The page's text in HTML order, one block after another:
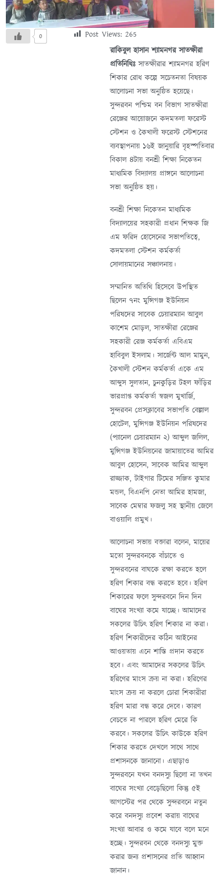
0 Post Views: 265
রাকিবুল হাসান শ্যামনগর সাতক্ষীরা
প্রতিনিধিঃ সাতক্ষীরার শ্যামনগর হরিণ
শিকার রোধ কল্পে সচেতনতা বিষয়ক
আলোচনা সভা অনুষ্ঠিত হয়েছে।
সুন্দরবন পশ্চিম বন বিভাগ সাতক্ষীরা
রেঞ্জের আয়োজনে কদমতলা ফরেস্ট
স্টেশন ও কৈখালী ফরেস্ট স্টেশনের
ব্যবস্থাপনায় ১৬ই জানুয়ারি বৃহস্পতিবার
বিকাল ৪টায় বনশ্রী শিক্ষা নিকেতন
মাধ্যমিক বিদ্যালয় প্রাঙ্গনে আলোচনা
সভা অনুষ্ঠিত হয়।
বনশ্রী শিক্ষা নিকেতন মাধ্যমিক
বিদ্যালয়ের সহকারী প্রধান শিক্ষক জি
এম ফরিদ হোসেনের সভাপতিত্বে,
কদমতলা স্টেশন কর্মকর্তা
সোলায়মানের সঞ্চালনায়।
সম্মানিত অতিথি হিসেবে উপস্থিত
ছিলেন ৭নং মুন্সিগঞ্জ ইউনিয়ন
পরিষদের সাবেক চেয়ারম্যান আবুল
কাশেম মোড়ল, সাতক্ষীরা রেঞ্জের
সহকারী রেঞ্জ কর্মকর্তা এবিএম
হাবিবুল ইসলাম। সার্জেন্ট আল মামুন,
কৈখালী স্টেশন কর্মকর্তা একে এম
আব্দুস সুলতান, চুনকুড়ির টহল ফাঁড়ির
ভারপ্রাপ্ত কর্মকর্তা স্বজল মুখার্জি,
সুন্দরবন প্রেসক্লাবের সভাপতি বেল্লাল
হোটেল, মুন্সিগঞ্জ ইউনিয়ন পরিষদের
(প্যানেল চেয়ারম্যান ২) আব্দুল জলিল,
মুন্সিগঞ্জ ইউনিয়নের জামায়াতের আমির
আবুল হোসেন, সাবেক আমির আব্দুল
রাজ্জাক, টাইগার টিমের সঞ্জিত কুমার
মন্ডল, বিএনপি নেতা আমির হামজা,
সাবেক মেম্বার ফজলু সহ স্থানীয় জেলে
বাওয়ালি প্রমুখ।
আলোচনা সভায় বক্তারা বলেন, মায়ের
মতো সুন্দরবনকে বাঁচাতে ও
সুন্দরবনের বাঘকে রক্ষা করতে হলে
হরিণ শিকার বন্ধ করতে হবে। হরিণ
শিকারের ফলে সুন্দরবনে দিন দিন
বাঘের সংখ্যা কমে যাচ্ছে। আমাদের
সকলের উচিৎ হরিণ শিকার না করা।
হরিণ শিকারীদের কঠিন আইনের
আওয়তায় এনে শাস্তি প্রদান করতে
হবে। এবং আমাদের সকলের উচিৎ
হরিণের মাংস ক্রয় না করা। হরিণের
মাংস ক্রয় না করলে চোরা শিকারীরা
হরিণ মারা বন্ধ করে দেবে। কারণ
বেচতে না পারলে হরিণ মেরে কি
করবে। সকলের উচিৎ কাউকে হরিণ
শিকার করতে দেখলে সাথে সাথে
প্রশাসনকে জানানো। এছাড়াও
সুন্দরবনে যখন বনদস্যু ছিলো না তখন
বাঘের সংখ্যা বেড়েছিলো কিন্তু ৫ই
আগস্টের পর থেকে সুন্দরবনে নতুন
করে বনদস্যু প্রবেশ করায় বাঘের
সংখ্যা আবার ও কমে যাবে বলে মনে
হচ্ছে। সুন্দরবন থেকে বনদস্যু মুক্ত
করার জন্য প্রশাসনের প্রতি আহ্বান
জানান।